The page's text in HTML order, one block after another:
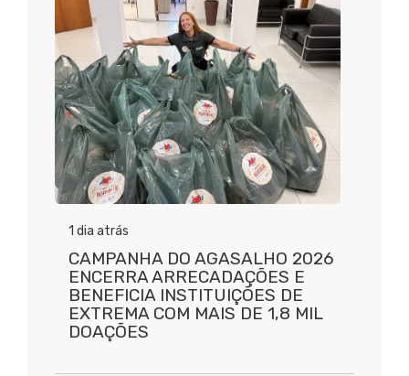
1 dia atrás
CAMPANHA DO AGASALHO 2026
ENCERRA ARRECADAÇÕES E
BENEFICIA INSTITUIÇÕES DE
EXTREMA COM MAIS DE 1,8 MIL
DOAÇÕES